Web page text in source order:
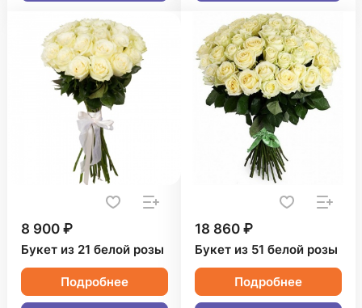
8 900 ₽
Букет из 21 белой розы
Подробнее
18 860 ₽
Букет из 51 белой розы
Подробнее